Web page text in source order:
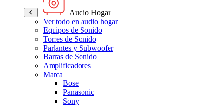
Audio Hogar
Ver todo en audio hogar
Equipos de Sonido
Torres de Sonido
Parlantes y Subwoofer
Barras de Sonido
Amplificadores
Marca
Bose
Panasonic
Sony